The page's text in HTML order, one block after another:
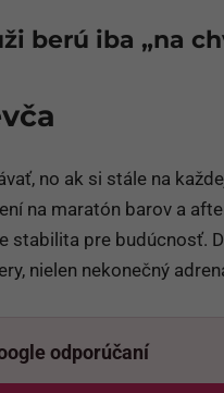
berú iba „na
no ak si stále na
na maratón barov a
stabilita pre budúcnosť.
nielen nekonečný
odporúčaní